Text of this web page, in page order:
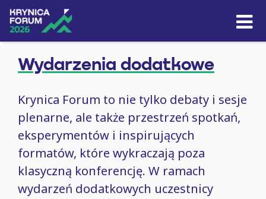
Wydarzenia dodatkowe
Krynica Forum to nie tylko debaty i sesje
plenarne, ale także przestrzeń spotkań,
eksperymentów i inspirujących
formatów, które wykraczają poza
klasyczną konferencję. W ramach
wydarzeń dodatkowych uczestnicy